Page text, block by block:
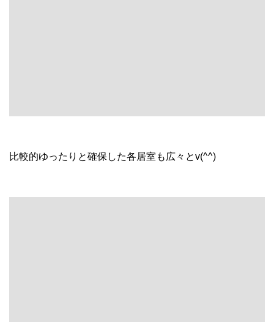
比較的ゆったりと確保した各居室も広々とv(^^)